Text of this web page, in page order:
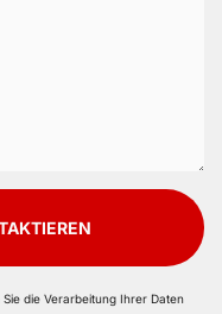
die Verarbeitung Ihrer Daten